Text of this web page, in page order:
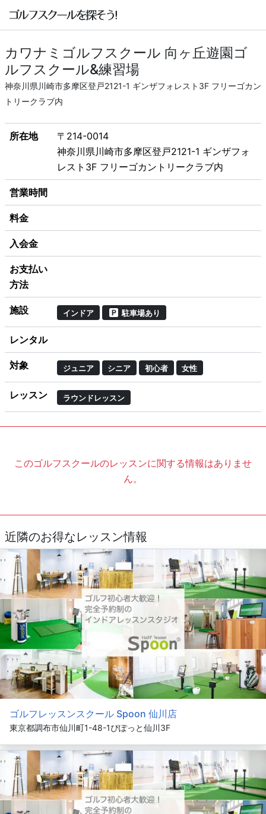
カワナミゴルフスクール 向ヶ丘遊園ゴ
ルフスクール&練習場
神奈川県川崎市多摩区登戸2121-1 ギンザフォレスト3F フリーゴカン
トリークラブ内
所在地
〒214-0014
神奈川県川崎市多摩区登戸2121-1 ギンザフォ
レスト3F フリーゴカントリークラブ内
営業時間
料金
入会金
お支払い
方法
施設 インドア 駐車場あり
レンタル
対象 ジュニア シニア 初心者 女性
レッスン ラウンドレッスン
このゴルフスクールのレッスンに関する情報はありませ
ん。
近隣のお得なレッスン情報
ゴルフレッスンスクール Spoon 仙川店
東京都調布市仙川町1-48-1ぴぽっと仙川3F